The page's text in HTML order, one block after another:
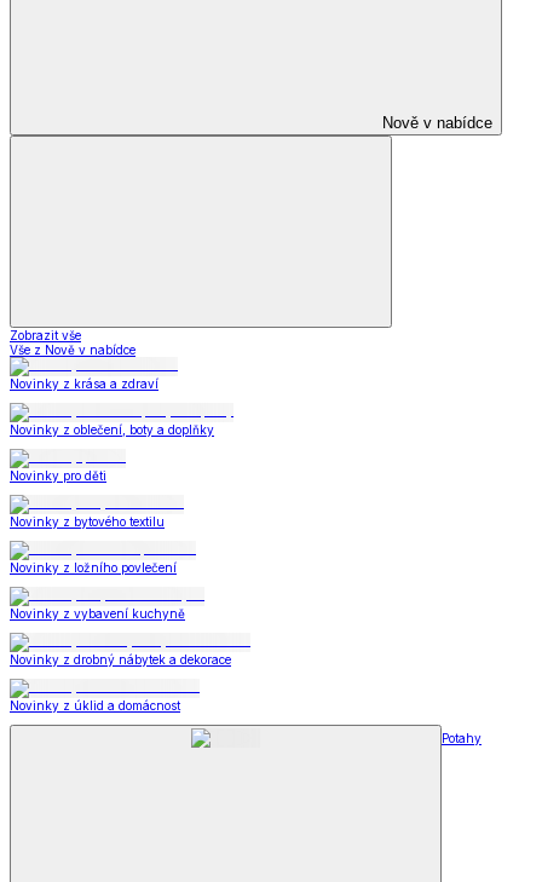
Nově v nabídce
Zobrazit vše
Vše z Nově v nabídce
Novinky z krása a zdraví
Novinky z oblečení, boty a doplňky
Novinky pro děti
Novinky z bytového textilu
Novinky z ložního povlečení
Novinky z vybavení kuchyně
Novinky z drobný nábytek a dekorace
Novinky z úklid a domácnost
Potahy